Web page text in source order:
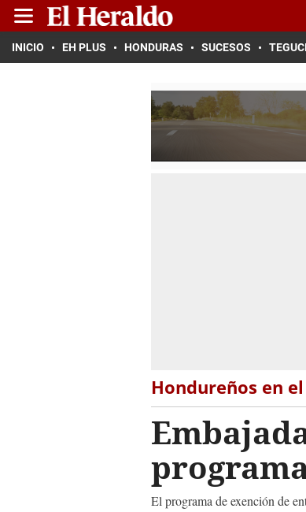
INICIO EH PLUS HONDURAS SUCESOS
Hondureños en
El programa de exención de